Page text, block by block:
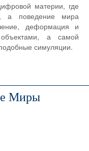
материи, где
а поведение мира
деформация и
а самой
симуляции.
Миры